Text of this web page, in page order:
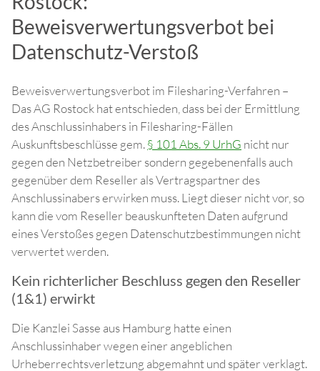
Beweisverwertungsverbot bei
Datenschutz-Verstoß
Beweisverwertungsverbot im Filesharing-Verfahren –
Das AG Rostock hat entschieden, dass bei der Ermittlung
des Anschlussinhabers in Filesharing-Fällen
Auskunftsbeschlüsse gem.§ 101 Abs. 9 UrhG nicht nur
gegen den Netzbetreiber sondern gegebenenfalls auch
gegenüber dem Reseller als Vertragspartner des
Anschlussinabers erwirken muss.Liegt dieser nicht vor, so
kann die vom Reseller beauskunfteten Daten aufgrund
eines Verstoßes gegen Datenschutzbestimmungen nicht
verwertet werden.
Kein richterlicher Beschluss gegen den Reseller
(1&1) erwirkt
Die Kanzlei Sasse aus Hamburg hatte einen
Anschlussinhaber wegen einer angeblichen
Urheberrechtsverletzung abgemahnt und später verklagt.